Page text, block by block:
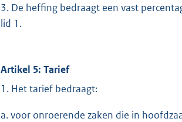
3. De heffing bedraagt een vast
lid 1.
Artikel 5: Tarief
1. Het tarief bedraagt:
a. voor onroerende zaken die in